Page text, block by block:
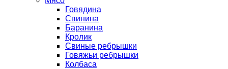
Говядина
Свинина
Баранина
Кролик
Свиные ребрышки
Говяжьи ребрышки
Колбаса